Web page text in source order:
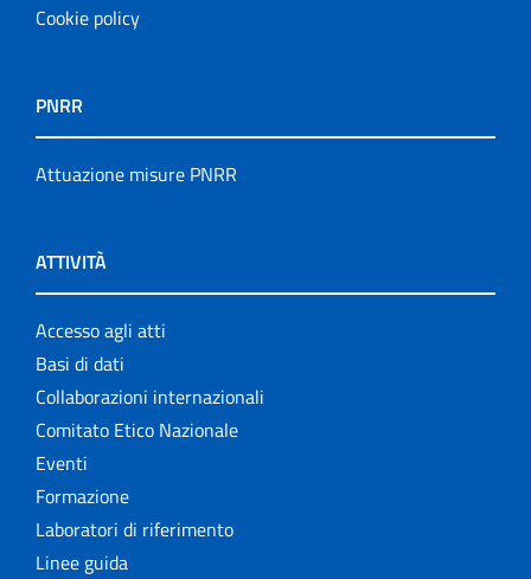
Cookie policy
PNRR
Attuazione misure PNRR
ATTIVITÀ
Accesso agli atti
Basi di dati
Collaborazioni internazionali
Comitato Etico Nazionale
Eventi
Formazione
Laboratori di riferimento
Linee guida